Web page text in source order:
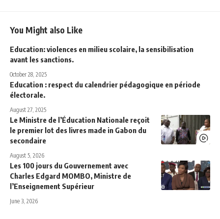
You Might also Like
Education: violences en milieu scolaire, la sensibilisation
avant les sanctions.
October 28, 2025
Education : respect du calendrier pédagogique en période
électorale.
August 27, 2025
Le Ministre de l’Éducation Nationale reçoit
le premier lot des livres made in Gabon du
secondaire
August 5, 2026
Les 100 jours du Gouvernement avec
Charles Edgard MOMBO, Ministre de
l’Enseignement Supérieur
June 3, 2026